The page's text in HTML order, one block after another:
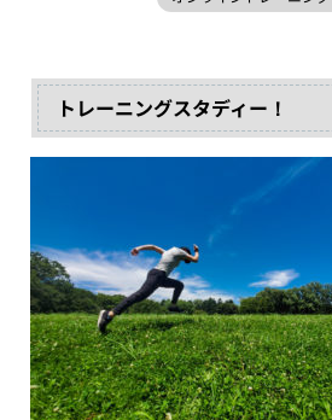
トレーニングスタディー！